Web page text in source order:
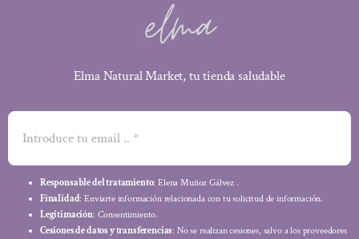
Elma Natural Market, tu tienda saludable
Responsable del tratamiento: Elena Muñoz Gálvez .
Finalidad: Enviarte información relacionada con tu solicitud de información.
Legitimación: Consentimiento.
Cesiones de datos y transferencias: No se realizan cesiones, salvo a los proveedores